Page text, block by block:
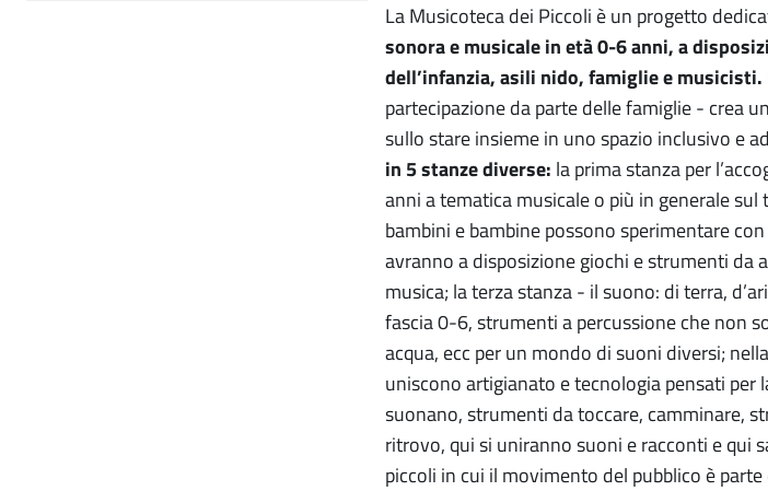
La Musicoteca dei Piccoli è un progetto
sonora e musicale in età 0-6 anni, a
dell’infanzia, asili nido, famiglie e musicisti.
partecipazione da parte delle famiglie - crea
sullo stare insieme in uno spazio inclusivo e
in 5 stanze diverse: la prima stanza per
anni a tematica musicale o più in generale
bambini e bambine possono sperimentare
avranno a disposizione giochi e strumenti da
musica; la terza stanza - il suono: di terra,
fascia 0-6, strumenti a percussione che non
acqua, ecc per un mondo di suoni diversi;
uniscono artigianato e tecnologia pensati
suonano, strumenti da toccare, camminare,
ritrovo, qui si uniranno suoni e racconti e qui
piccoli in cui il movimento del pubblico è